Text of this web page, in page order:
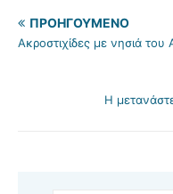
ΠΡΟΗΓΟΎΜΕΝΟ
Ακροστιχίδες με νησιά του
Η